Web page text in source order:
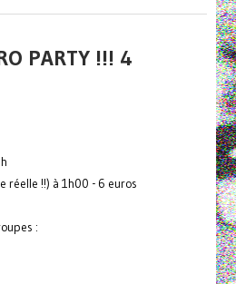
PARTY !!! 4
réelle !!) à 1h00 - 6 euros
: